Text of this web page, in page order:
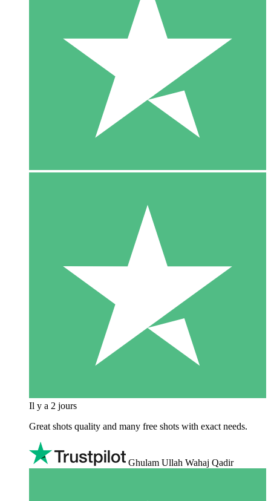
Il y a 2 jours
Great shots quality and many free shots with exact needs.
Ghulam Ullah Wahaj Qadir